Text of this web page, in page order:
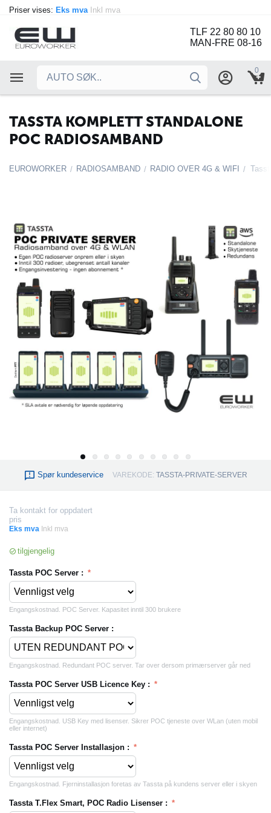
Priser vises: Eks mva Inkl mva
TLF 22 80 80 10
MAN-FRE 08-16
0
TASSTA KOMPLETT STANDALONE
POC RADIOSAMBAND
EUROWORKER / RADIOSAMBAND / RADIO OVER 4G & WIFI /
Spør kundeservice VAREKODE: TASSTA-PRIVATE-SERVER
Ta kontakt for oppdatert
pris
Eks mva Inkl mva
tilgjengelig
Tassta POC Server :
Engangskostnad. POC Server. Kapasitet inntil 300 brukere
Tassta Backup POC Server :
Engangskostnad. Redundant POC server. Tar over dersom primærserver går ned
Tassta POC Server USB Licence Key :
Engangskostnad. USB Key med lisenser. Sikrer POC tjeneste over WLan (uten mobil
eller internet)
Tassta POC Server Installasjon :
Engangskostnad. Fjerninstallasjon foretas av Tassta på kundens server eller i skyen
Tassta T.Flex Smart, POC Radio Lisenser :